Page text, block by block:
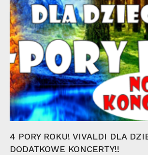
4 PORY ROKU! VIVALDI DLA
DODATKOWE KONCERTY!!